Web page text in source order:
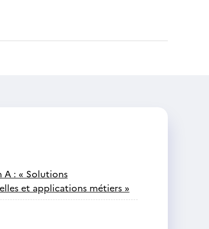
A : « Solutions
et applications métiers »